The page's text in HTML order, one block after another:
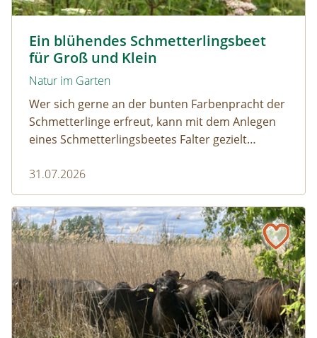
Ein blühendes Schmetterlingsbeet
für Groß und Klein
Natur im Garten
Wer sich gerne an der bunten Farbenpracht der
Schmetterlinge erfreut, kann mit dem Anlegen
eines Schmetterlingsbeetes Falter gezielt
dürfen ausreichend mitgedacht werden. Denn
ohne Raupen gibt es keine schönen
Schmetterlinge!
31.07.2026
Naturmagazin: Die Rückkehr der Big Five im Weinviertel
Die Rückkehr der Big Five im Weinviertel